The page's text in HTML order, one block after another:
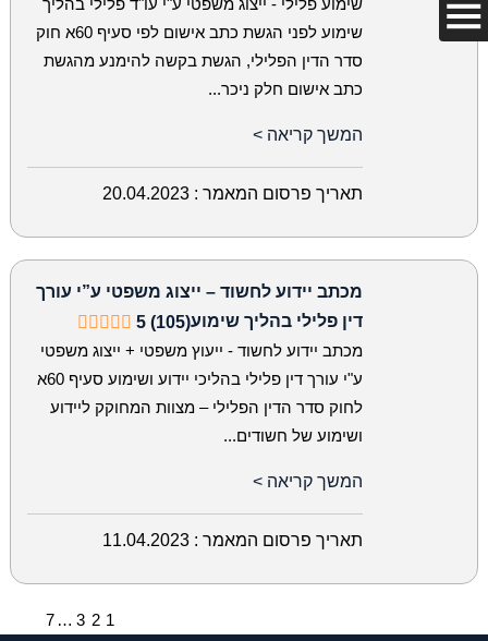
שימוע פלילי - ייצוג משפטי ע"י עו"ד פלילי בהליך
שימוע לפני הגשת כתב אישום לפי סעיף 60א חוק
סדר הדין הפלילי, הגשת בקשה להימנע מהגשת
כתב אישום חלק ניכר...
המשך קריאה >
תאריך פרסום המאמר : 20.04.2023
מכתב יידוע לחשוד – ייצוג משפטי ע”י עורך
דין פלילי בהליך שימוע5 (105)
מכתב יידוע לחשוד - ייעוץ משפטי + ייצוג משפטי
ע"י עורך דין פלילי בהליכי יידוע ושימוע סעיף 60א
לחוק סדר הדין הפלילי – מצוות המחוקק ליידוע
ושימוע של חשודים...
המשך קריאה >
תאריך פרסום המאמר : 11.04.2023
1
2
3
…
7